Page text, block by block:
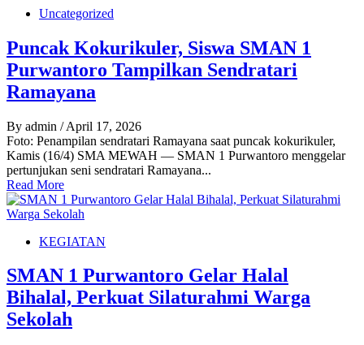
Uncategorized
Puncak Kokurikuler, Siswa SMAN 1
Purwantoro Tampilkan Sendratari
Ramayana
By admin / April 17, 2026
Foto: Penampilan sendratari Ramayana saat puncak kokurikuler,
Kamis (16/4) SMA MEWAH — SMAN 1 Purwantoro menggelar
pertunjukan seni sendratari Ramayana...
Read More
KEGIATAN
SMAN 1 Purwantoro Gelar Halal
Bihalal, Perkuat Silaturahmi Warga
Sekolah